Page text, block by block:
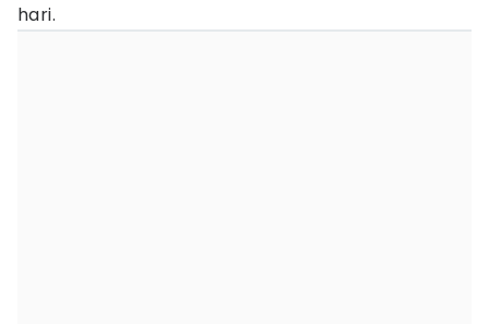
hari.